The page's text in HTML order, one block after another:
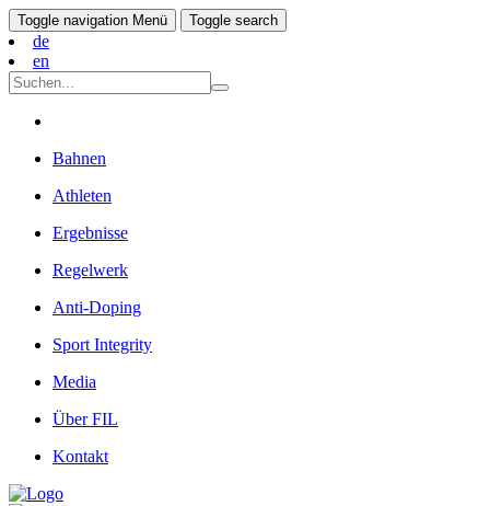
Toggle navigation Menü Toggle search
de
en
Bahnen
Athleten
Ergebnisse
Regelwerk
Anti-Doping
Sport Integrity
Media
Über FIL
Kontakt